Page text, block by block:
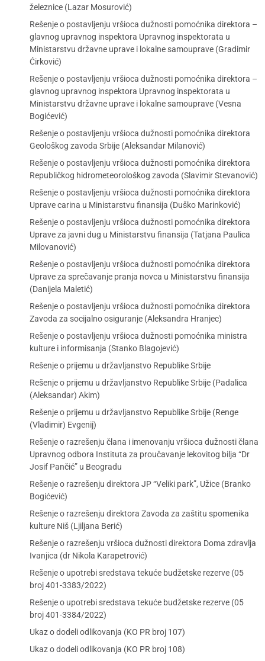
železnice (Lazar Mosurović)
Rešenje o postavljenju vršioca dužnosti pomoćnika direktora –
glavnog upravnog inspektora Upravnog inspektorata u
Ministarstvu državne uprave i lokalne samouprave (Gradimir
Ćirković)
Rešenje o postavljenju vršioca dužnosti pomoćnika direktora –
glavnog upravnog inspektora Upravnog inspektorata u
Ministarstvu državne uprave i lokalne samouprave (Vesna
Bogićević)
Rešenje o postavljenju vršioca dužnosti pomoćnika direktora
Geološkog zavoda Srbije (Aleksandar Milanović)
Rešenje o postavljenju vršioca dužnosti pomoćnika direktora
Republičkog hidrometeorološkog zavoda (Slavimir Stevanović)
Rešenje o postavljenju vršioca dužnosti pomoćnika direktora
Uprave carina u Ministarstvu finansija (Duško Marinković)
Rešenje o postavljenju vršioca dužnosti pomoćnika direktora
Uprave za javni dug u Ministarstvu finansija (Tatjana Paulica
Milovanović)
Rešenje o postavljenju vršioca dužnosti pomoćnika direktora
Uprave za sprečavanje pranja novca u Ministarstvu finansija
(Danijela Maletić)
Rešenje o postavljenju vršioca dužnosti pomoćnika direktora
Zavoda za socijalno osiguranje (Aleksandra Hranjec)
Rešenje o postavljenju vršioca dužnosti pomoćnika ministra
kulture i informisanja (Stanko Blagojević)
Rešenje o prijemu u državljanstvo Republike Srbije
Rešenje o prijemu u državljanstvo Republike Srbije (Padalica
(Aleksandar) Akim)
Rešenje o prijemu u državljanstvo Republike Srbije (Renge
(Vladimir) Evgenij)
Rešenje o razrešenju člana i imenovanju vršioca dužnosti člana
Upravnog odbora Instituta za proučavanje lekovitog bilja “Dr
Josif Pančić” u Beogradu
Rešenje o razrešenju direktora JP “Veliki park”, Užice (Branko
Bogićević)
Rešenje o razrešenju direktora Zavoda za zaštitu spomenika
kulture Niš (Ljiljana Berić)
Rešenje o razrešenju vršioca dužnosti direktora Doma zdravlja
Ivanjica (dr Nikola Karapetrović)
Rešenje o upotrebi sredstava tekuće budžetske rezerve (05
broj 401-3383/2022)
Rešenje o upotrebi sredstava tekuće budžetske rezerve (05
broj 401-3384/2022)
Ukaz o dodeli odlikovanja (KO PR broj 107)
Ukaz o dodeli odlikovanja (KO PR broj 108)